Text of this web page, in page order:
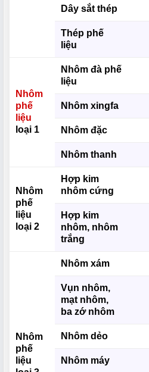
Dây sắt thép
Thép phế
liệu
Nhôm
phế
liệu
loại 1
Nhôm đà phế
liệu
Nhôm xingfa
Nhôm đặc
Nhôm thanh
Nhôm
phế
liệu
loại 2
Hợp kim
nhôm cứng
Hợp kim
nhôm, nhôm
trắng
Nhôm
phế
liệu
Nhôm xám
Vụn nhôm,
mạt nhôm,
ba zớ nhôm
Nhôm dẻo
Nhôm máy